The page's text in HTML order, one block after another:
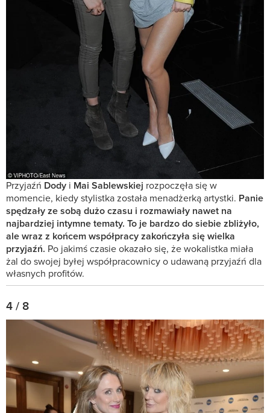
Przyjaźń Dody i Mai Sablewskiej rozpoczęła się w
momencie, kiedy stylistka została menadżerką artystki. Panie
spędzały ze sobą dużo czasu i rozmawiały nawet na
najbardziej intymne tematy. To je bardzo do siebie zbliżyło,
ale wraz z końcem współpracy zakończyła się wielka
przyjaźń. Po jakimś czasie okazało się, że wokalistka miała
żal do swojej byłej współpracownicy o udawaną przyjaźń dla
własnych profitów.
4 / 8